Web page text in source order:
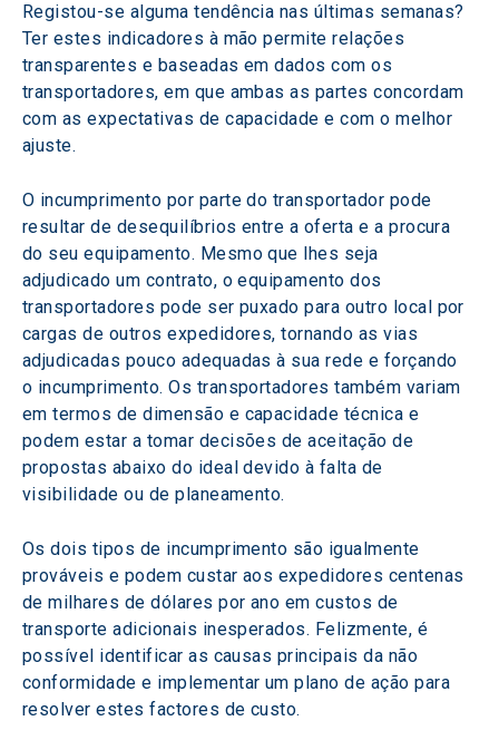
Registou-se alguma tendência nas últimas semanas?
Ter estes indicadores à mão permite relações
transparentes e baseadas em dados com os
transportadores, em que ambas as partes concordam
com as expectativas de capacidade e com o melhor
ajuste.
O incumprimento por parte do transportador pode
resultar de desequilíbrios entre a oferta e a procura
do seu equipamento. Mesmo que lhes seja
adjudicado um contrato, o equipamento dos
transportadores pode ser puxado para outro local por
cargas de outros expedidores, tornando as vias
adjudicadas pouco adequadas à sua rede e forçando
o incumprimento. Os transportadores também variam
em termos de dimensão e capacidade técnica e
podem estar a tomar decisões de aceitação de
propostas abaixo do ideal devido à falta de
visibilidade ou de planeamento.
Os dois tipos de incumprimento são igualmente
prováveis e podem custar aos expedidores centenas
de milhares de dólares por ano em custos de
transporte adicionais inesperados. Felizmente, é
possível identificar as causas principais da não
conformidade e implementar um plano de ação para
resolver estes factores de custo.